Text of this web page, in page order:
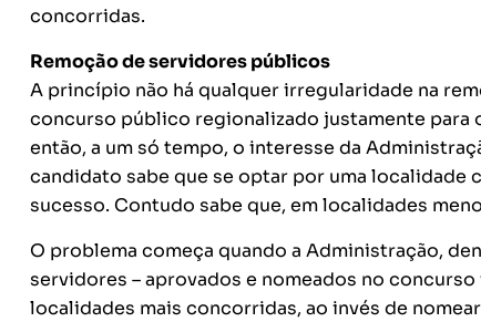
concorridas.
Remoção de servidores públicos
A princípio não há qualquer irregularidade na
concurso público regionalizado justamente para
então, a um só tempo, o interesse da
candidato sabe que se optar por uma
sucesso. Contudo sabe que, em localidades
O problema começa quando a Administração,
servidores – aprovados e nomeados no
localidades mais concorridas, ao invés de